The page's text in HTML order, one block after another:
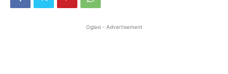
Oglasi - Advertisement